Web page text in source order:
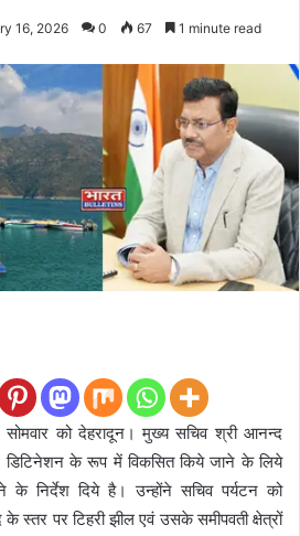
16, 2026 0 67 1 minute read
को देहरादून। मुख्य सचिव श्री आनन्द
डिटिनेशन के रूप में विकसित किये जाने के लिये
के निर्देश दिये है। उन्होंने सचिव पर्यटन को
के स्तर पर टिहरी झील एवं उसके समीपवती क्षेत्रों